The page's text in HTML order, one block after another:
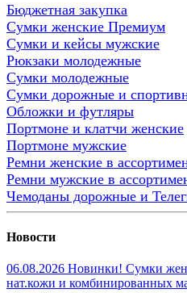
Бюджетная закупка
Сумки женские Премиум
Сумки и кейсы мужские
Рюкзаки молодежные
Сумки молодежные
Сумки дорожные и
Обложки и футляры
Портмоне и клатчи женские
Портмоне мужские
Ремни женские в
Ремни мужские в
Чемоданы дорожные и
Новости
06.08.2026 Новинки! Сумки
нат.кожи и комбинированных